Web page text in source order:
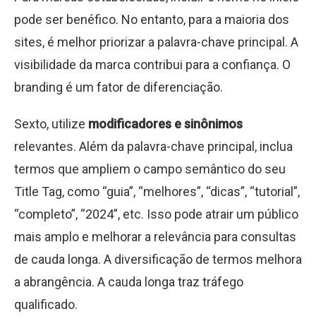
pode ser benéfico. No entanto, para a maioria dos
sites, é melhor priorizar a palavra-chave principal. A
visibilidade da marca contribui para a confiança. O
branding é um fator de diferenciação.
Sexto, utilize modificadores e sinônimos
relevantes. Além da palavra-chave principal, inclua
termos que ampliem o campo semântico do seu
Title Tag, como “guia”, “melhores”, “dicas”, “tutorial”,
“completo”, “2024”, etc. Isso pode atrair um público
mais amplo e melhorar a relevância para consultas
de cauda longa. A diversificação de termos melhora
a abrangência. A cauda longa traz tráfego
qualificado.